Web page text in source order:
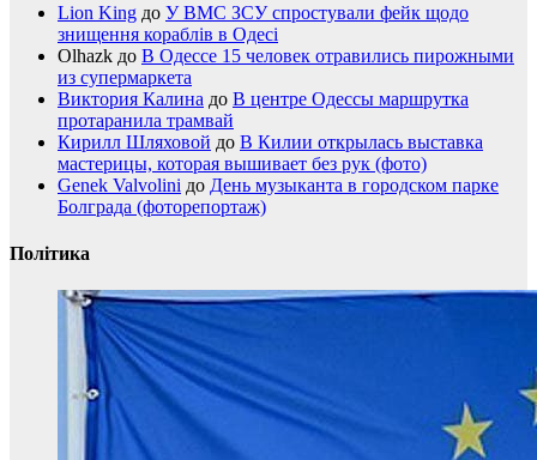
Lion King до У ВМС ЗСУ спростували фейк щодо
знищення кораблів в Одесі
Olhazk до В Одессе 15 человек отравились пирожными
из супермаркета
Виктория Калина до В центре Одессы маршрутка
протаранила трамвай
Кирилл Шляховой до В Килии открылась выставка
мастерицы, которая вышивает без рук (фото)
Genek Valvolini до День музыканта в городском парке
Болграда (фоторепортаж)
Політика